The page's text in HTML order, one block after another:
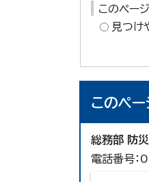
このペー
見つけ
このペ
総務部 防
電話番号